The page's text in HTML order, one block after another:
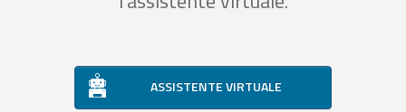
ASSISTENTE VIRTUALE